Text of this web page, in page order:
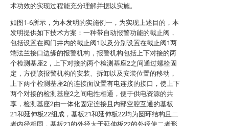
术功效的实现过程能充分理解并据以实施。
如图1-6所示，为本发明的实施例一，为实现上述目的，本
发明提供如下技术方案：一种带自动报警功能的截止阀，
包括设置在阀门井内的截止阀1以及分别设置在截止阀1两
端法兰接口边缘的报警机构，报警机构包括上下对接的两
个检测基座2，上下对接的两个检测基座2之间通过螺栓固
定，方便该报警机构的安装、拆卸以及安装位置的移动，
上下两个检测基座2的连接面设置有电连接的接口，使上下
两个对接的检测基座2之间电性相通，便于供电资源的共
享，检测基座2由一体化固定连接且内部空腔互通的基板
21和延伸板22组成，基板21和延伸板22均为圆环结构且二
者内径相同，基板21的外径大于延伸板22的外径使二者形